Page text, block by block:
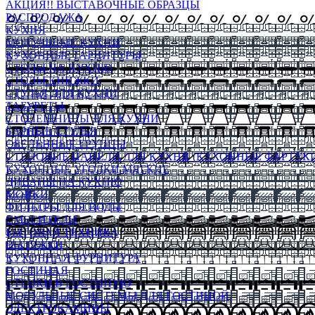
АКЦИЯ!! ВЫСТАВОЧНЫЕ ОБРАЗЦЫ
РАСПРОДАЖА
КУХНЯ
МОДУЛЬНЫЕ КУХНИ
КУХОННЫЕ ГАРНИТУРЫ
СТОЛЫ НА КУХНЮ
СТОЛЫ КНИЖКИ
СТУЛЬЯ ДЛЯ КУХНИ
ТАБУРЕТЫ
СТОЛЕШНИЦЫ ДЛЯ КУХНИ
БАРНЫЕ СТУЛЬЯ
ОБЕДЕННЫЕ ГРУППЫ
СТЕНОВЫЕ ПАНЕЛИ ДЛЯ КУХНИ (КУХОННЫЕ
КУХОННЫЕ УГОЛКИ МЯГКИЕ
ДИВАНЫ НА КУХНЮ
МОЙКИ
ФИЛЬТРЫ ДЛЯ ВОДЫ
СМЕСИТЕЛИ
БЫТОВАЯ ТЕХНИКА
ВЫТЯЖКИ
КУХОННАЯ ФУРНИТУРА
ГОСТИНАЯ
СТЕНКИ В ГОСТИНУЮ
МОДУЛЬНЫЕ СИСТЕМЫ ДЛЯ ГОСТИНОЙ
ЭЛЕКТРОКАМИНЫ